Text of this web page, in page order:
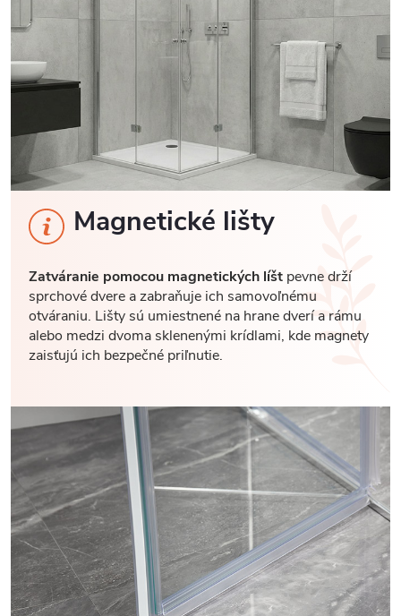
Magnetické lišty
Zatváranie pomocou magnetických líšt pevne drží
sprchové dvere a zabraňuje ich samovoľnému
otváraniu. Lišty sú umiestnené na hrane dverí a rámu
alebo medzi dvoma sklenenými krídlami, kde magnety
zaisťujú ich bezpečné priľnutie.